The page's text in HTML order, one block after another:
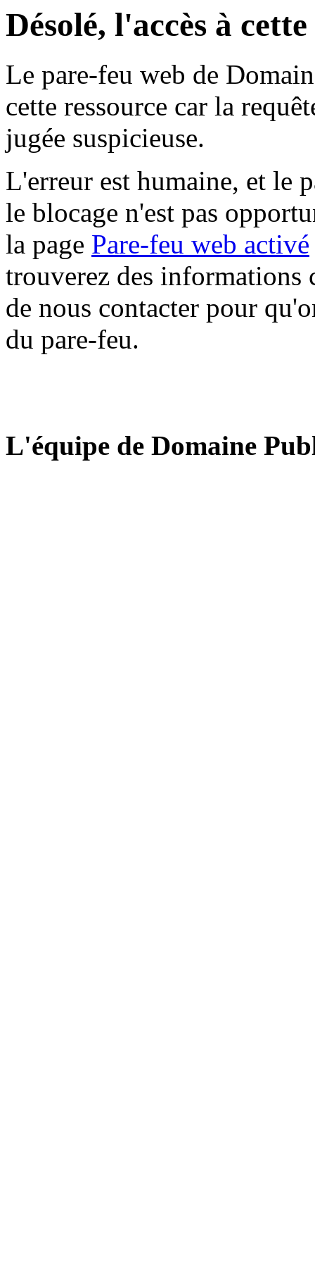
Désolé, l'accès à
Le pare-feu web de
cette ressource car la
jugée suspicieuse.
L'erreur est humaine, et le
le blocage n'est pas
la page Pare-feu web activé
trouverez des informations
de nous contacter pour
du pare-feu.
L'équipe de Domaine